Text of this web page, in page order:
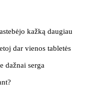
kažką daugiau
dar vienos tabletės
dažnai serga